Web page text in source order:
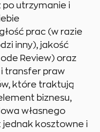
po utrzymanie i
prac (w razie
inny), jakość
Review) oraz
transfer praw
które traktują
biznesu,
własnego
jednak kosztowne i